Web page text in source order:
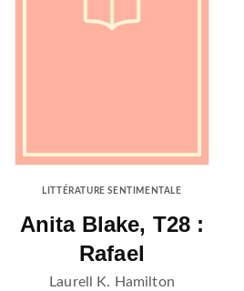
LITTÉRATURE SENTIMENTALE
Anita Blake, T28 :
Rafael
Laurell K. Hamilton